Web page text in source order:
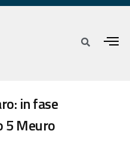
in fase
5 Meuro